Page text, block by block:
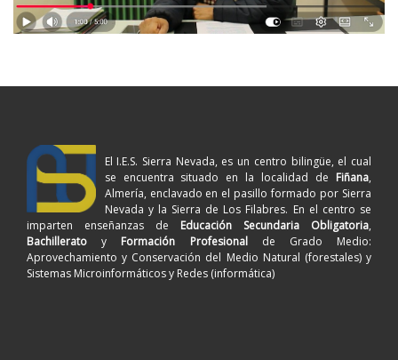
El I.E.S. Sierra Nevada, es un centro bilingüe, el cual
se encuentra situado en la localidad de Fiñana,
Almería, enclavado en el pasillo formado por Sierra
Nevada y la Sierra de Los Filabres. En el centro se
imparten enseñanzas de Educación Secundaria Obligatoria,
Bachillerato y Formación Profesionalde Grado Medio:
Aprovechamiento y Conservación del Medio Natural (forestales) y
Sistemas Microinformáticos y Redes (informática)